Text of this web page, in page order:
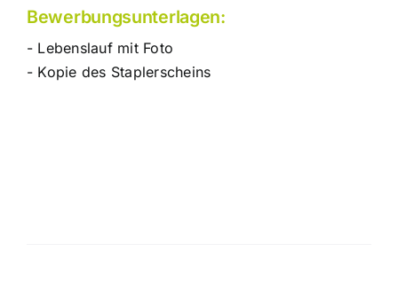
Bewerbungsunterlagen:
- Lebenslauf mit Foto
- Kopie des Staplerscheins